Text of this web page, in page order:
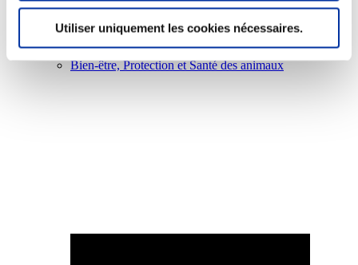
Utiliser uniquement les cookies nécessaires.
Autonomie des élevages
Qualité air, eau, sols
Economie de ressources
Evaluation environnementale
Bien-être, Protection et Santé des animaux